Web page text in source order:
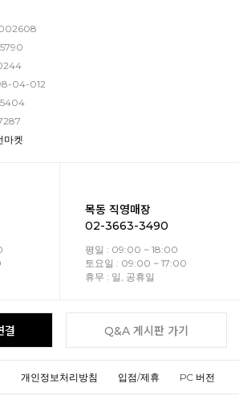
04-012
마켓
목동 직영매장
02-3663-3490
평일 : 09:00 ~ 18:00
토요일 : 09:00 ~ 17:00
휴무 : 일, 공휴일
결 Q&A 게시판 가기
개인정보처리방침 입점/제휴 PC 버전